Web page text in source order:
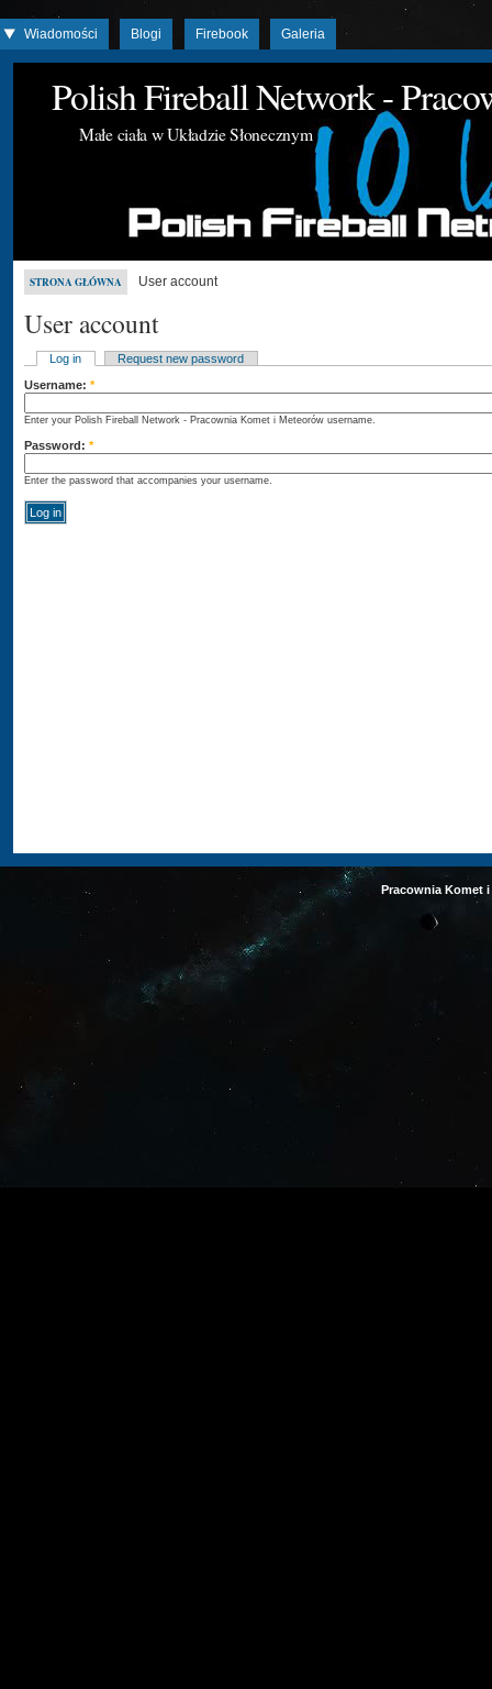
Wiadomości Blogi Firebook Galeria
Polish Fireball Network -
Małe ciała w Układzie Słonecznym
STRONA GŁÓWNA User account
User account
Log in
Request new password
Username: *
Enter your Polish Fireball Network - Pracownia Komet i Meteorów username.
Password: *
Enter the password that accompanies your username.
Pracownia Komet